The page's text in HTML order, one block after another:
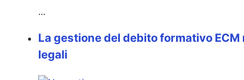
...
La gestione del debito formativo
legali